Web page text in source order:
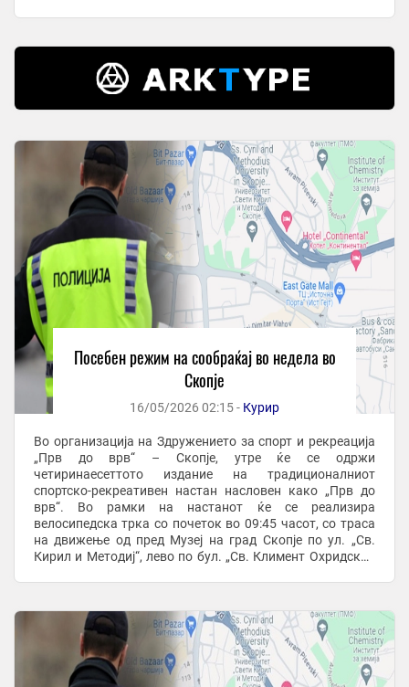
Посебен режим на сообраќај во недела во
Скопје
16/05/2026 02:15 - Курир
Во организација на Здружението за спорт и рекреација
„Прв до врв“ – Скопје, утре ќе се одржи
четиринаесеттото издание на традиционалниот
спортско-рекреативен настан насловен како „Прв до
врв“. Во рамки на настанот ќе се реализира
велосипедска трка со почеток во 09:45 часот, со траса
на движење од пред Музеј на град Скопје по ул. „Св.
Кирил и Методиј“, лево по бул. „Св. Климент Охридски“,